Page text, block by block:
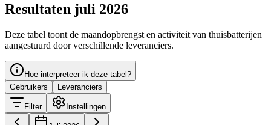
Resultaten juli 2026
Deze tabel toont de maandopbrengst en activiteit van thuisbatterijen
aangestuurd door verschillende leveranciers.
Hoe interpreteer ik deze tabel?
Gebruikers
Leveranciers
Filter Instellingen